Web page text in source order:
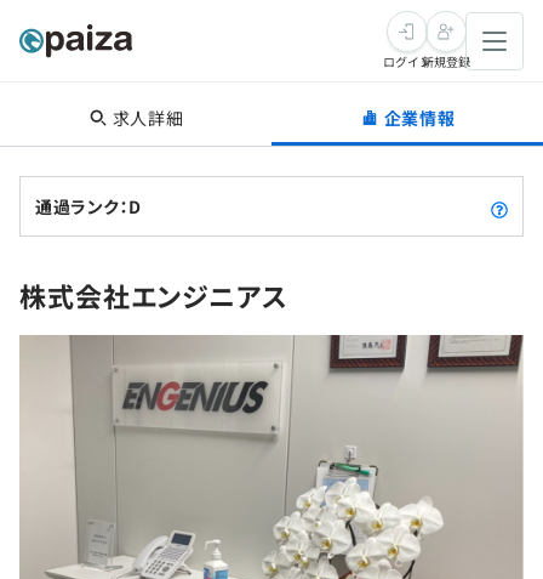
転職・キャリア
転職成功ガイド
転職エージェント
インタビュー
転職成功ガイド
新卒就活
求人検索
イベント・セミナー
学習
問題集
ナレッジ
プログラミング言語
評価結果一覧
ゲーム・マンガ
Tech Team Journal
paizaとは？
ログイン新規登録
求人詳細 企業情報
通過ランク：D
株式会社エンジニアス